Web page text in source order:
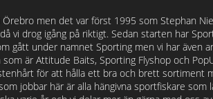
men det var först 1995 som Stephan
vi drog igång på riktigt. Sedan starten har
gått under namnet Sporting men vi har även
är Attitude Baits, Sporting Flyshop och
för att hålla ett bra och brett sortiment
jobbar här är alla hängivna sportfiskare som